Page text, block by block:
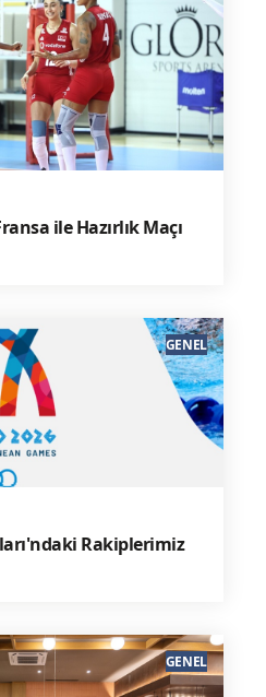
ile Hazırlık Maçı
Rakiplerimiz
GENEL
GENEL